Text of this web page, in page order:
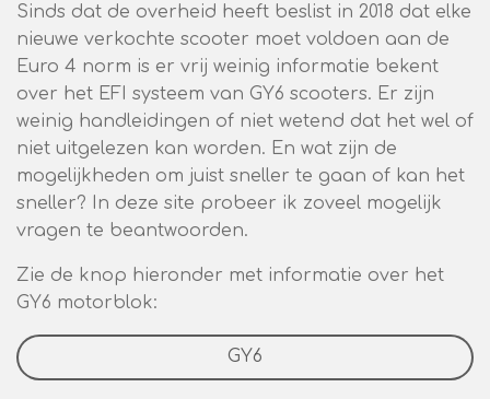
Sinds dat de overheid heeft beslist in 2018 dat elke
nieuwe verkochte scooter moet voldoen aan de
Euro 4 norm is er vrij weinig informatie bekent
over het EFI systeem van GY6 scooters. Er zijn
weinig handleidingen of niet wetend dat het wel of
niet uitgelezen kan worden. En wat zijn de
mogelijkheden om juist sneller te gaan of kan het
sneller? In deze site probeer ik zoveel mogelijk
vragen te beantwoorden.
Zie de knop hieronder met informatie over het
GY6 motorblok:
GY6